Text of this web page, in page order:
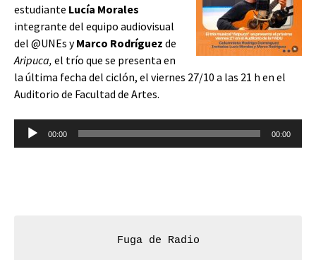
estudiante Lucía Morales
integrante del equipo audiovisual
del @UNEs yMarco Rodríguez de
Aripuca, el trío que se presenta en
la última fecha del ciclón, el viernes 27/10 a las 21 h en el
Auditorio de Facultad de Artes.
Reproductor
00:00 00:00
Fuga de Radio